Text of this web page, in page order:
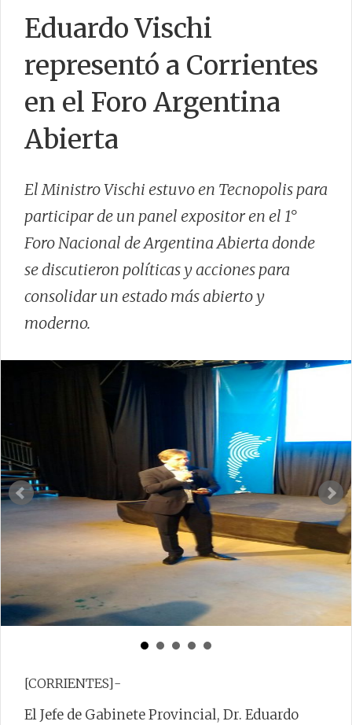
CONTACTO
Eduardo Vischi
representó a Corrientes
en el Foro Argentina
Abierta
El Ministro Vischi estuvo en Tecnopolis para
participar de un panel expositor en el 1°
Foro Nacional de Argentina Abierta donde
se discutieron políticas y acciones para
consolidar un estado más abierto y
moderno.
[CORRIENTES]-
El Jefe de Gabinete Provincial, Dr. Eduardo